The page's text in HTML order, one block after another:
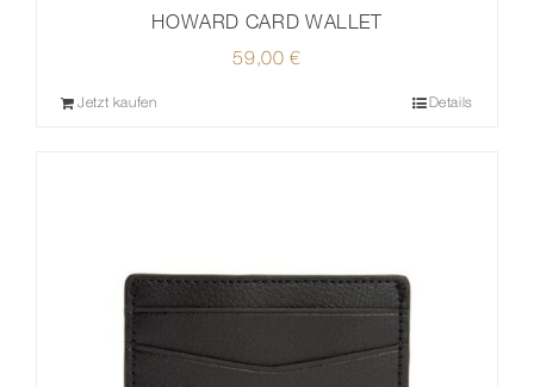
HOWARD CARD WALLET
59,00€
Jetzt kaufen Details